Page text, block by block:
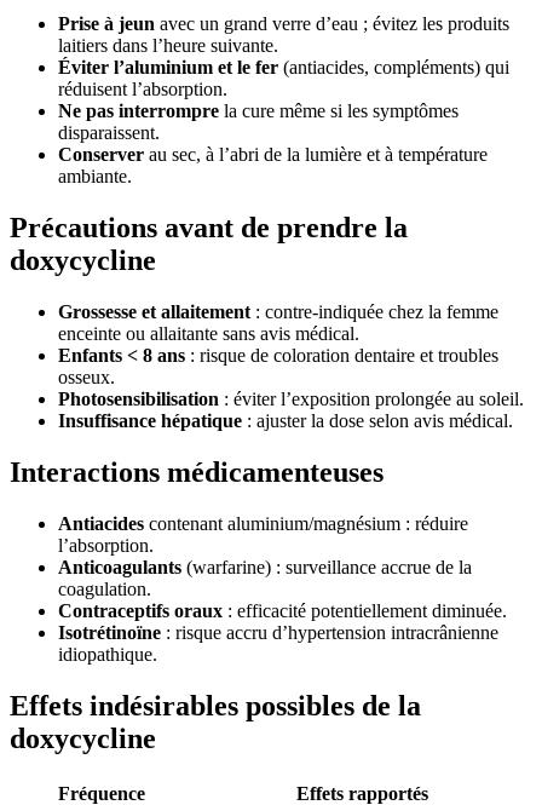
Prise à jeun avec un grand verre d’eau ; évitez les produits
laitiers dans l’heure suivante.
Éviter l’aluminium et le fer (antiacides, compléments) qui
réduisent l’absorption.
Ne pas interrompre la cure même si les symptômes
disparaissent.
Conserver au sec, à l’abri de la lumière et à température
ambiante.
Précautions avant de prendre la
doxycycline
Grossesse et allaitement : contre-indiquée chez la femme
enceinte ou allaitante sans avis médical.
Enfants < 8 ans : risque de coloration dentaire et troubles
osseux.
Photosensibilisation : éviter l’exposition prolongée au soleil.
Insuffisance hépatique : ajuster la dose selon avis médical.
Interactions médicamenteuses
Antiacides contenant aluminium/magnésium : réduire
l’absorption.
Anticoagulants (warfarine) : surveillance accrue de la
coagulation.
Contraceptifs oraux : efficacité potentiellement diminuée.
Isotrétinoïne : risque accru d’hypertension intracrânienne
idiopathique.
Effets indésirables possibles de la
doxycycline
Fréquence
Effets rapportés